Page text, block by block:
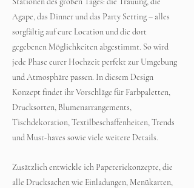
Agape, das Dinner und das Party Setting – alles
sorgfältig auf eure Location und die dort
gegebenen Möglichkeiten abgestimmt. So wird
jede Phase eurer Hochzeit perfekt zur Umgebung
und Atmosphäre passen. In diesem Design
Konzept findet ihr Vorschläge für Farbpaletten,
Drucksorten, Blumenarrangements,
Tischdekoration, Textilbeschaffenheiten, Trends
und Must-haves sowie viele weitere Details.
Zusätzlich entwickle ich Papeteriekonzepte, die
alle Drucksachen wie Einladungen, Menükarten,